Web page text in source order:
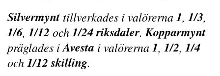
Silvermynt tillverkades i valörerna1, 1/3,
1/6, 1/12 och1/24 riksdaler.Kopparmynt
präglades iAvesta i valörerna1, 1/2, 1/4
och1/12 skilling.